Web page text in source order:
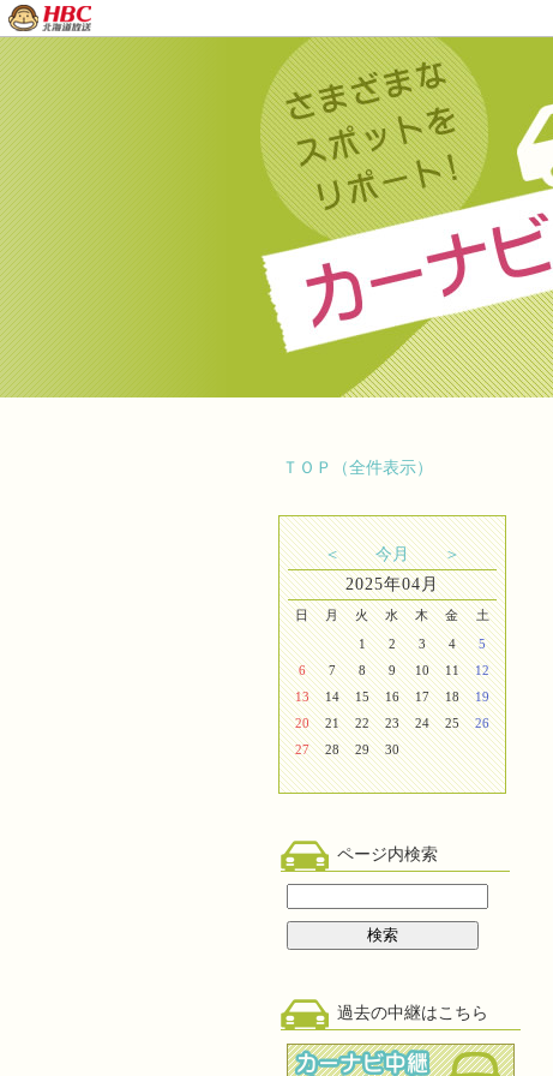
ＴＯＰ（全件表示）
＜ 今月
＞
2025年04月
日 月 火 水 木 金
土
1
2 3 4
5
6
7 8 9 10 11
12
13
14 15 16 17 18
19
20
21 22 23 24 25
26
27
28 29 30
ページ内検索
過去の中継はこちら